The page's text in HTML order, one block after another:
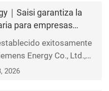
｜Saisi garantiza la
para empresas
exitosamente
Energy Co., Ltd.,
de sincronización
2026